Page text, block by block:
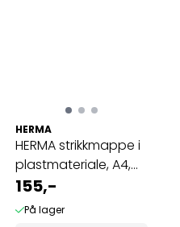
HERMA
HERMA strikkmappe i
plastmateriale, A4,
Dyr, Katt ...
155,-
På lager